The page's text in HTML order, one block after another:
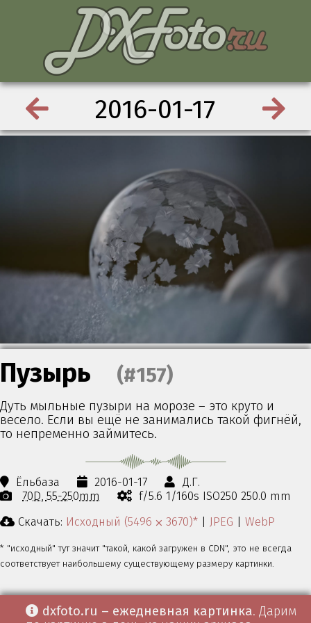
2016-01-17
Пузырь (#157)
Дуть мыльные пузыри на морозе – это круто и
весело. Если вы ещё не занимались такой фигнёй,
то непременно займитесь.
Ёльбаза 2016-01-17
Д.Г.
70D 55-250mm
f/5.6 1/160s ISO250 250.0 mm
Скачать: Исходный (5496 ⨉ 3670)* | JPEG | WebP
* "исходный" тут значит "такой, какой загружен в CDN", это не всегда
соответствует наибольшему существующему размеру картинки.
dxfoto.ru – ежедневная картинка. Дарим